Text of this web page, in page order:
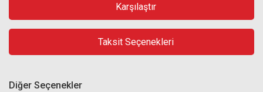
Karşılaştır
Taksit Seçenekleri
Diğer Seçenekler